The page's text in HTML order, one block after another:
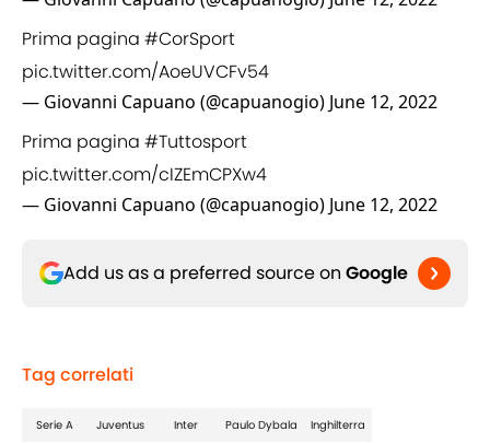
Prima pagina #CorSport
pic.twitter.com/AoeUVCFv54
— Giovanni Capuano (@capuanogio) June 12, 2022
Prima pagina #Tuttosport
pic.twitter.com/cIZEmCPXw4
— Giovanni Capuano (@capuanogio) June 12, 2022
Add us as a preferred source on Google
Tag correlati
Serie A Juventus Inter Paulo Dybala Inghilterra